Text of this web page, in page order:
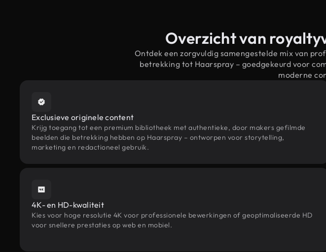
Overzicht van
Ontdek een zorgvuldig samengestelde mix van
betrekking tot Haarspray – goedgekeurd voor
moderne
Exclusieve originele content
Krijg toegang tot een premium bibliotheek met authentieke, door makers gefilmde
beelden die betrekking hebben op Haarspray – ontworpen voor storytelling,
marketing en redactioneel gebruik.
4K- en HD-kwaliteit
Kies voor hoge resolutie 4K voor professionele bewerkingen of geoptimaliseerde HD
voor snellere prestaties op web en mobiel.